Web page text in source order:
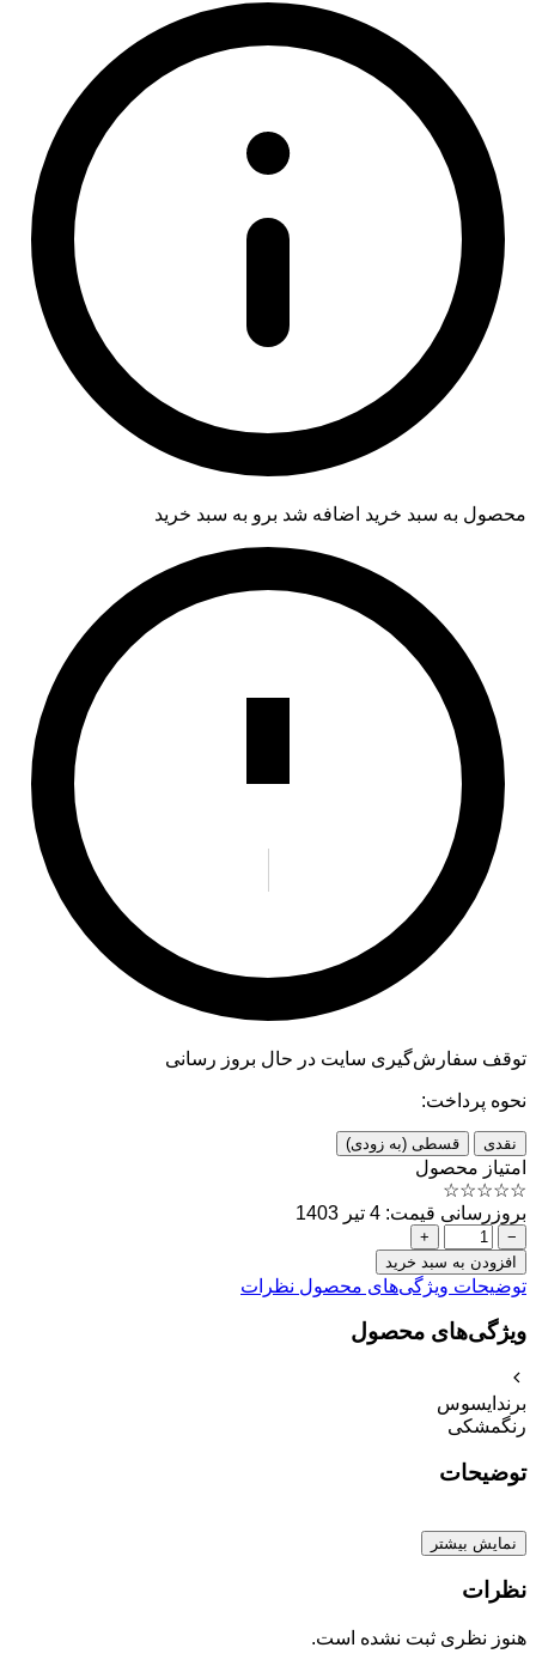
محصول به سبد خرید اضافه شد برو به سبد خرید
توقف سفارش‌گیری سایت در حال بروز رسانی
نحوه پرداخت:
نقدی قسطی (به زودی)
امتیاز محصول
☆
☆
☆
☆
☆
بروزرسانی قیمت: 4 تیر 1403
−
+
افزودن به سبد خرید
توضیحات ویژگی‌های محصول نظرات
ویژگی‌های محصول
برند ایسوس
رنگمشکی
توضیحات
نمایش بیشتر
نظرات
هنوز نظری ثبت نشده است.